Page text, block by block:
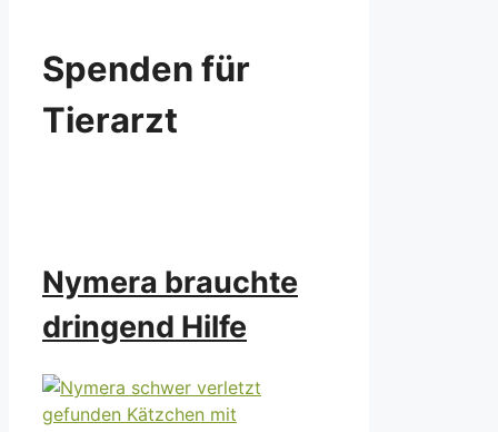
Spenden für
Tierarzt
Nymera brauchte
dringend Hilfe